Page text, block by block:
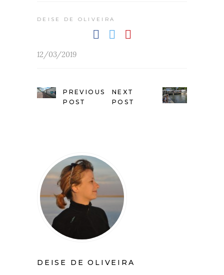
DEISE DE OLIVEIRA
12/03/2019
PREVIOUS
POST
NEXT
POST
DEISE DE OLIVEIRA